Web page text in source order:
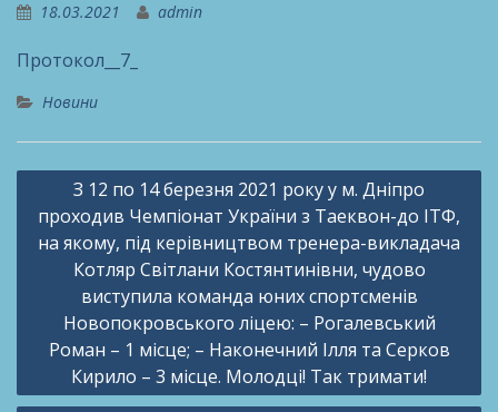
18.03.2021 admin
Протокол__7_
Новини
Навігація
записів
З 12 по 14 березня 2021 року у м. Дніпро
проходив Чемпіонат України з Таеквон-до ІТФ,
на якому, під керівництвом тренера-викладача
Котляр Світлани Костянтинівни, чудово
виступила команда юних спортсменів
Новопокровського ліцею: – Рогалевський
Роман – 1 місце; – Наконечний Ілля та Серков
Кирило – 3 місце. Молодці! Так тримати!